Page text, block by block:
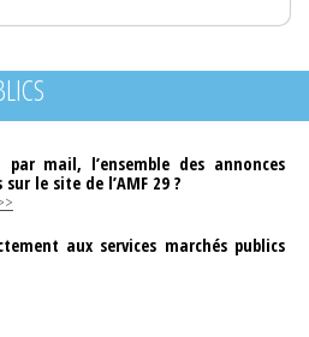
par mail, l’ensemble des annonces
le site de l’AMF 29 ?
aux services marchés publics